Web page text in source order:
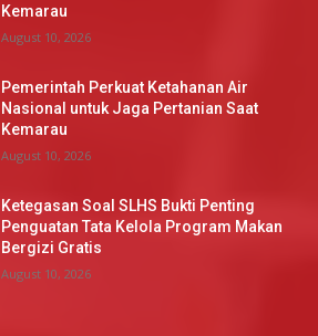
Kemarau
August 10, 2026
Pemerintah Perkuat Ketahanan Air
Nasional untuk Jaga Pertanian Saat
Kemarau
August 10, 2026
Ketegasan Soal SLHS Bukti Penting
Penguatan Tata Kelola Program Makan
Bergizi Gratis
August 10, 2026